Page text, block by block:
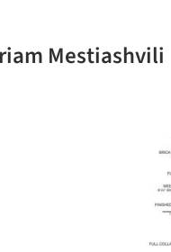
Mestiashvili